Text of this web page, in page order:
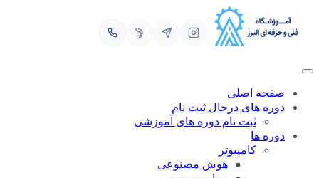
محتوا
صفحه اصلی
دوره های درحال ثبت نام
ثبت نام دوره های آموزشی
دوره ها
کامپیوتر
هوش مصنوعی